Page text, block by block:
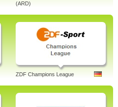
(ARD)
ZDF Champions League